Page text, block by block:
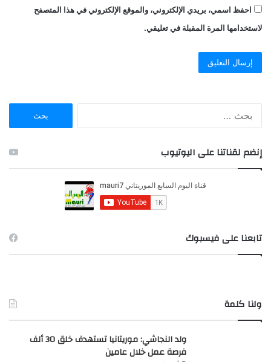
احفظ اسمي، بريدي الإلكتروني، والموقع الإلكتروني في هذا المتصفح
لاستخدامها المرة المقبلة في تعليقي.
ن
:
إنضم لقناتنا على اليوتيوب
تابعنا على فيسبوك
ولنا كلمة
ولد النجاشي: موريتانيا تستهدف خلق 30 ألف
فرصة عمل خلال عامين